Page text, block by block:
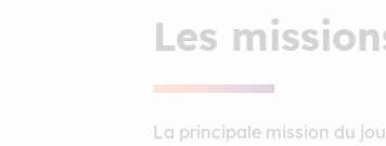
Les
La principale mission du